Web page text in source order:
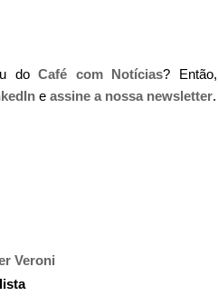
doCafé com Notícias?
e assine a nossa newsletter.
Veroni